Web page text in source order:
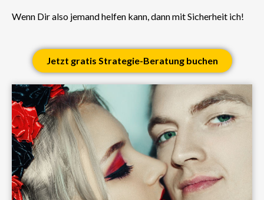
Wenn Dir also jemand helfen kann, dann mit Sicherheit ich!
Jetzt gratis Strategie-Beratung buchen